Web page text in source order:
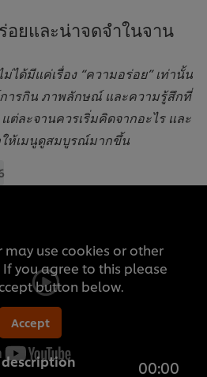
อยและน่าจดจำในจาน
ได้มีแค่เรื่อง “ความอร่อย” เท่านั้น
ารกิน ภาพลักษณ์ และความรู้สึกที่
ต่ละจานควรเริ่มคิดจากอะไร และ
ห้เมนูดูสมบูรณ์มากขึ้น
may use cookies or other
you agree to this please
button below.
Accept
description
00:00